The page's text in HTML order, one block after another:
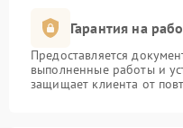
Гарантия на
Предоставляется
выполненные работы и
защищает клиента от